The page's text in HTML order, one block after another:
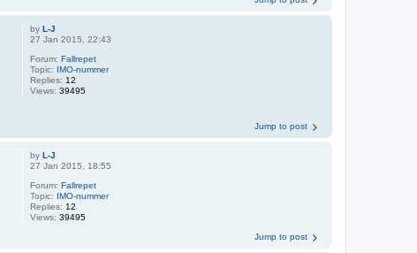
byL-J
27 Jan 2015, 22:43
Forum:Fallrepet
Topic: IMO-nummer
Replies: 12
Views:39495
Jump to post
byL-J
27 Jan 2015, 18:55
Forum:Fallrepet
Topic: IMO-nummer
Replies: 12
Views:39495
Jump to post